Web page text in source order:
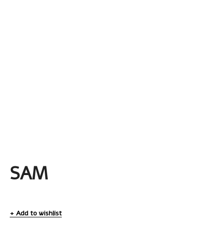
SAM
Add to wishlist